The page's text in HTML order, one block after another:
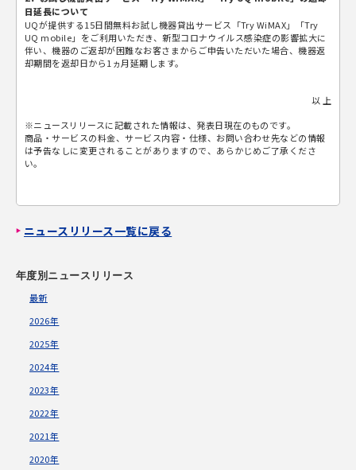
日延長について
UQが提供する15日間無料お試し機器貸出サービス「Try WiMAX」「Try
UQ mobile」をご利用いただき、新型コロナウイルス感染症の影響拡大に
伴い、機器のご返却が困難なお客さまからご申告いただいた場合、機器返
却期間を返却日から1ヵ月延期します。
以 上
※ニュースリリースに記載された情報は、発表日現在のものです。
商品・サービスの料金、サービス内容・仕様、お問い合わせ先などの情報
は予告なしに変更されることがありますので、あらかじめご了承くださ
い。
ニュースリリース一覧に戻る
年度別ニュースリリース
最新
2026年
2025年
2024年
2023年
2022年
2021年
2020年